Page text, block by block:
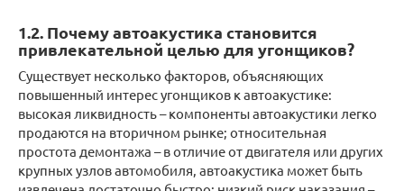
1.2. Почему автоакустика становится
привлекательной целью для угонщиков?
Существует несколько факторов, объясняющих
повышенный интерес угонщиков к автоакустике:
высокая ликвидность – компоненты автоакустики легко
продаются на вторичном рынке; относительная
простота демонтажа – в отличие от двигателя или других
крупных узлов автомобиля, автоакустика может быть